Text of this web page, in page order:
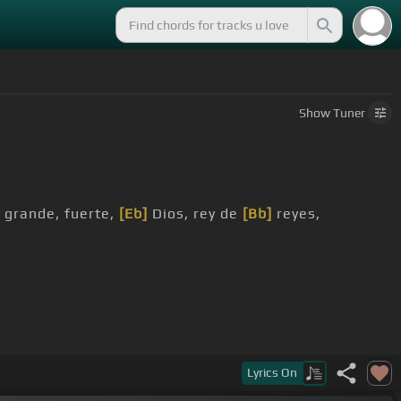
ShowTuner
fuerte, [Eb] Dios, rey de [Bb] reyes,
Lyrics On